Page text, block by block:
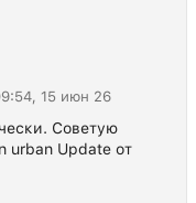
15 июн 26
Советую
urban Update от